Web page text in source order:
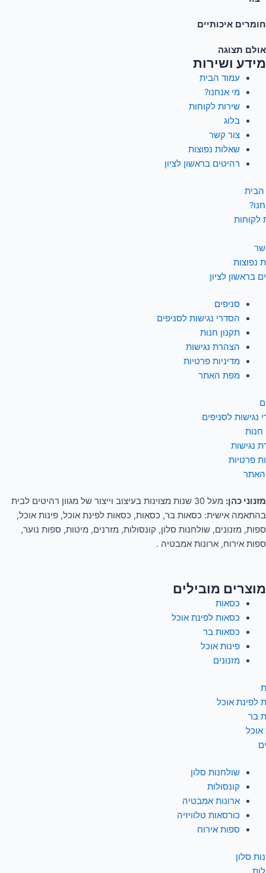
חומרים איכותיים
אולם תצוגה
מידע ושירות
עמוד הבית
מי אנחנו?
שירות לקוחות
בלוג
צור קשר
שאלות נפוצות
רהיטים בראשון לציון
הבית
לקוחות
נפוצות
בראשון לציון
סניפים
הסדרי נגישות לסניפים
תקנון חנות
הצהרת נגישות
מדיניות פרטיות
מפת האתר
נגישות לסניפים
חנות
נגישות
פרטיות
מזנוני כהן:
מעל 30 שנות מצוינות בעיצוב וייצור של מגוון רהיטים לבית
בהתאמה אישית: כסאות בר, כסאות, כסאות לפינת אוכל, פינות אוכל,
ספות, מזנונים, שולחנות סלון, קונסולות, מזרנים, מיטות, ספות נוער,
ספות אירוח, ארונות אמבטיה .
מוצרים מובילים
כסאות
כסאות לפינת אוכל
כסאות בר
פינות אוכל
מזנונים
לפינת אוכל
בר
אוכל
שולחנות סלון
קונסולות
ארונות אמבטיה
כורסאות טלוויזיה
ספות אירוח
סלון